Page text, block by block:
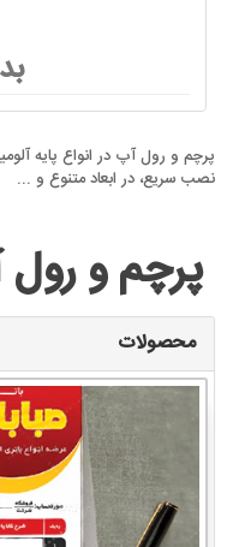
پرچم و رول آپ در انواع پایه
نصب سریع، در ابعاد متنوع و ...
پرچم و
محصولات